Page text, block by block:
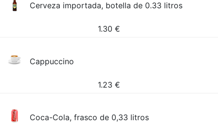
Cerveza importada, botella de 0.33 litros
1.30 €
Cappuccino
1.23 €
Coca-Cola, frasco de 0,33 litros